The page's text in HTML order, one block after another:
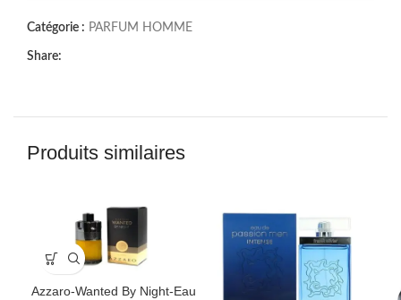
Catégorie : PARFUM HOMME
Share:
Produits similaires
Azzaro-Wanted By Night-Eau